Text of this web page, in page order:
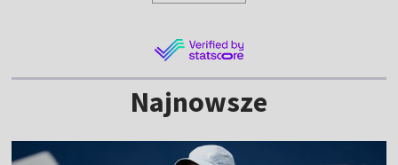
Najnowsze